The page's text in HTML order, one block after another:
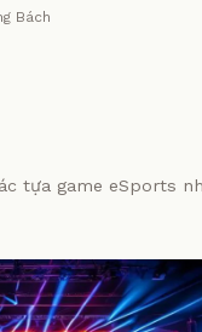
Bách
tựa game eSports